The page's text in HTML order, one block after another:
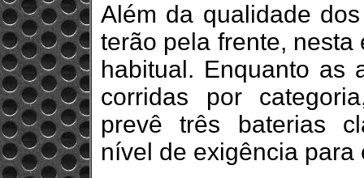
Além da qualidade
terão pela frente, nesta
habitual. Enquanto as
corridas por
prevê três baterias
nível de exigência para